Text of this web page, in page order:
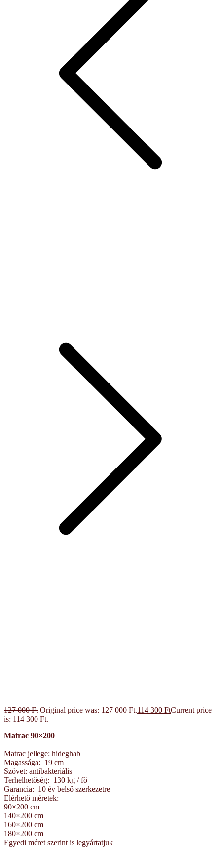
127 000Ft Original price was: 127 000 Ft.114 300 FtCurrent price
is: 114 300 Ft.
Matrac 90×200
Matrac jellege: hideghab
Magassága: 19 cm
Szövet: antibakteriális
Terhelhetőség: 130 kg / fő
Garancia: 10 év belső szerkezetre
Elérhető méretek:
90×200 cm
140×200 cm
160×200 cm
180×200 cm
Egyedi méret szerint is legyártatjuk